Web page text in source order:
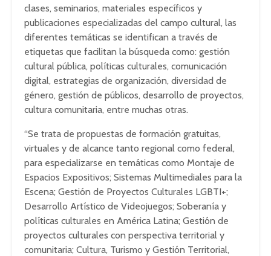
clases, seminarios, materiales específicos y
publicaciones especializadas del campo cultural, las
diferentes temáticas se identifican a través de
etiquetas que facilitan la búsqueda como: gestión
cultural pública, políticas culturales, comunicación
digital, estrategias de organización, diversidad de
género, gestión de públicos, desarrollo de proyectos,
cultura comunitaria, entre muchas otras.
“Se trata de propuestas de formación gratuitas,
virtuales y de alcance tanto regional como federal,
para especializarse en temáticas como Montaje de
Espacios Expositivos; Sistemas Multimediales para la
Escena; Gestión de Proyectos Culturales LGBTI+;
Desarrollo Artístico de Videojuegos; Soberanía y
políticas culturales en América Latina; Gestión de
proyectos culturales con perspectiva territorial y
comunitaria; Cultura, Turismo y Gestión Territorial,